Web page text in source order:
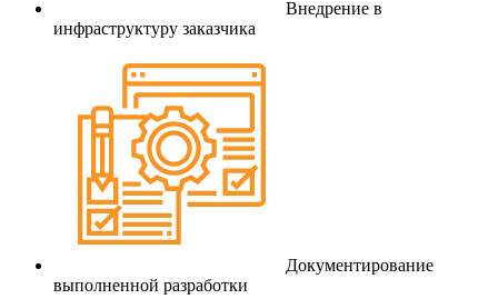
Внедрение в
инфраструктуру заказчика
Документирование
выполненной разработки